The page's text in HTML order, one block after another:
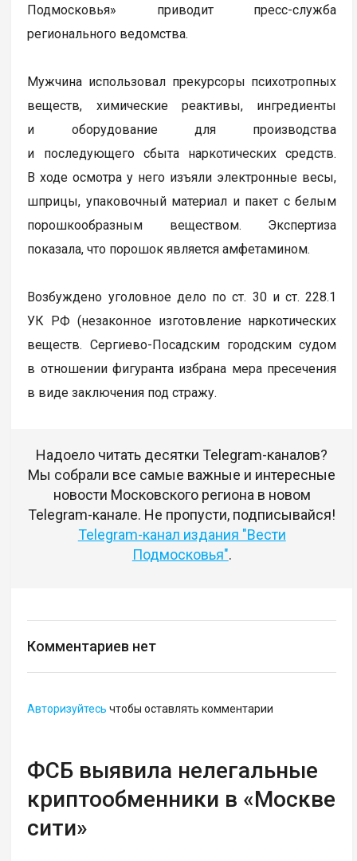
Подмосковья» приводит пресс-служба
регионального ведомства.
Мужчина использовал прекурсоры психотропных
веществ, химические реактивы, ингредиенты
и оборудование для производства
и последующего сбыта наркотических средств.
В ходе осмотра у него изъяли электронные весы,
шприцы, упаковочный материал и пакет с белым
порошкообразным веществом. Экспертиза
показала, что порошок является амфетамином.
Возбуждено уголовное дело по ст. 30 и ст. 228.1
УК РФ (незаконное изготовление наркотических
веществ. Сергиево-Посадским городским судом
в отношении фигуранта избрана мера пресечения
в виде заключения под стражу.
Надоело читать десятки Telegram-каналов?
Мы собрали все самые важные и интересные
новости Московского региона в новом
Telegram-канале. Не пропусти, подписывайся!
Telegram-канал издания "Вести
Подмосковья".
Комментариев нет
Авторизуйтесь чтобы оставлять комментарии
ФСБ выявила нелегальные
криптообменники в «Москве
сити»